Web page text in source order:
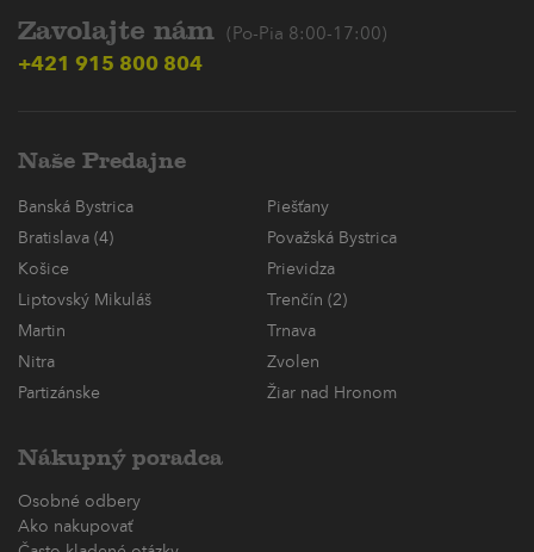
Zavolajte nám (Po-Pia 8:00-17:00)
+421 915 800 804
Naše Predajne
Banská Bystrica
Piešťany
Bratislava (4)
Považská Bystrica
Košice
Prievidza
Liptovský Mikuláš
Trenčín (2)
Martin
Trnava
Nitra
Zvolen
Partizánske
Žiar nad Hronom
Nákupný poradca
Osobné odbery
Ako nakupovať